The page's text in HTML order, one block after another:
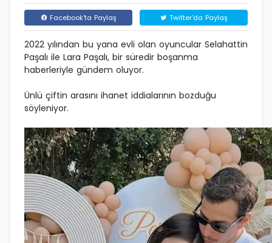
Facebook'ta Paylaş Twitter'da Paylaş
2022 yılından bu yana evli olan oyuncular Selahattin
Paşalı ile Lara Paşalı, bir süredir boşanma
haberleriyle gündem oluyor.
Ünlü çiftin arasını ihanet iddialarının bozduğu
söyleniyor.